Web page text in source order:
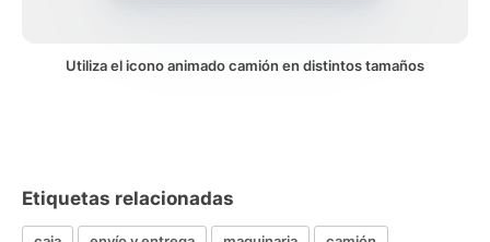
Utiliza el icono animado camión en distintos tamaños
Etiquetas relacionadas